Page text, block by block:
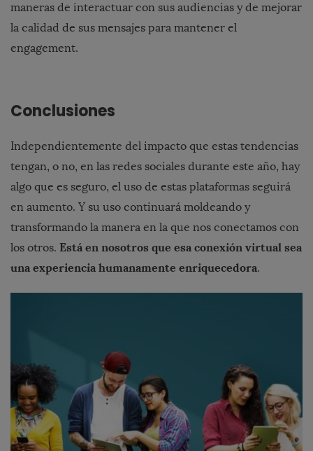
maneras de interactuar con sus audiencias y de mejorar
la calidad de sus mensajes para mantener el
engagement.
Conclusiones
Independientemente del impacto que estas tendencias
tengan, o no, en las redes sociales durante este año, hay
algo que es seguro, el uso de estas plataformas seguirá
en aumento. Y su uso continuará moldeando y
transformando la manera en la que nos conectamos con
los otros. Está en nosotros que esa conexión virtual sea
una experiencia humanamente enriquecedora.